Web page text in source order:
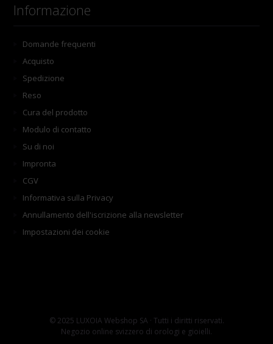
Informazione
Domande frequenti
Acquisto
Spedizione
Reso
Cura del prodotto
Modulo di contatto
Su di noi
Impronta
CGV
Informativa sulla Privacy
Annullamento dell'iscrizione alla newsletter
Impostazioni dei cookie
© 2025 LUXOIA Webshop SA · Tutti i diritti riservati.
Negozio online svizzero di orologi e gioielli.